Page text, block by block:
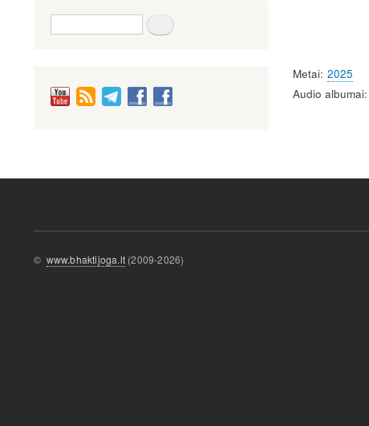
Metai 2025
Audio albumai
Paieška
© www.bhaktijoga.lt (2009-2026)